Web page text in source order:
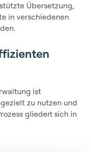
Übersetzung,
in verschiedenen
ist
zu nutzen und
gliedert sich in